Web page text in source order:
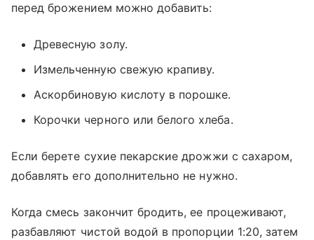
перед брожением можно добавить:
Древесную золу.
Измельченную свежую крапиву.
Аскорбиновую кислоту в порошке.
Корочки черного или белого хлеба.
Если берете сухие пекарские дрожжи с сахаром,
добавлять его дополнительно не нужно.
Когда смесь закончит бродить, ее процеживают,
разбавляют чистой водой в пропорции 1:20, затем